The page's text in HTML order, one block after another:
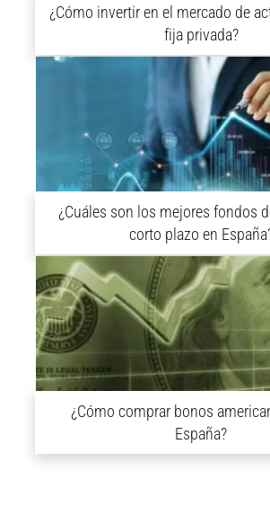
¿Cómo invertir en el mercado de
fija privada?
¿Cuáles son los mejores fondos
corto plazo en
¿Cómo comprar bonos
España?